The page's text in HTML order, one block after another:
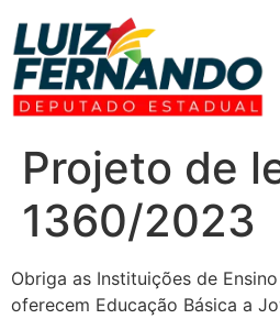
Projeto de
1360/2023
Obriga as Instituições de
oferecem Educação Básica a